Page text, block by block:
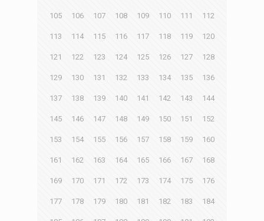
105 106 107 108 109 110 111 112
113 114 115 116 117 118 119 120
121 122 123 124 125 126 127 128
129 130 131 132 133 134 135 136
137 138 139 140 141 142 143 144
145 146 147 148 149 150 151 152
153 154 155 156 157 158 159 160
161 162 163 164 165 166 167 168
169 170 171 172 173 174 175 176
177 178 179 180 181 182 183 184